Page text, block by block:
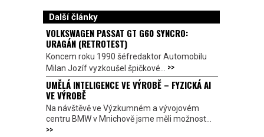
Další články
VOLKSWAGEN PASSAT GT G60 SYNCRO:
URAGÁN (RETROTEST)
Koncem roku 1990 šéfredaktor Automobilu
Milan Jozíf vyzkoušel špičkové... >>
UMĚLÁ INTELIGENCE VE VÝROBĚ – FYZICKÁ AI
VE VÝROBĚ
Na návštěvě ve Výzkumném a vývojovém
centru BMW v Mnichově jsme měli možnost...
>>